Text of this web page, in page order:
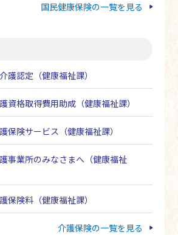
国民健康保険の一覧を見る
護認定（健康福祉課）
資格取得費用助成（健康福祉課）
保険サービス（健康福祉課）
事業所のみなさまへ（健康福祉
保険料（健康福祉課）
介護保険の一覧を見る